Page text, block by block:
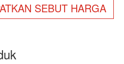
SEBUT HARGA